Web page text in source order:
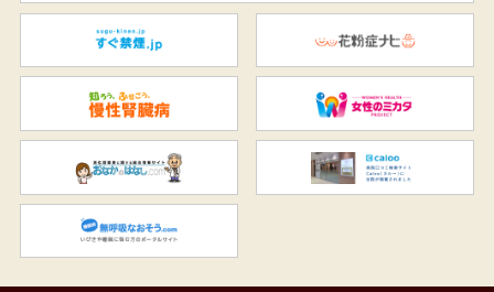
すぐ禁煙.jp
知ろう、ふせごう。慢性腎臓
おなかのはなし.com